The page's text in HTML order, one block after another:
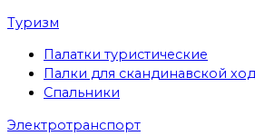
Туризм
Палатки туристические
Палки для скандинавской
Спальники
Электротранспорт